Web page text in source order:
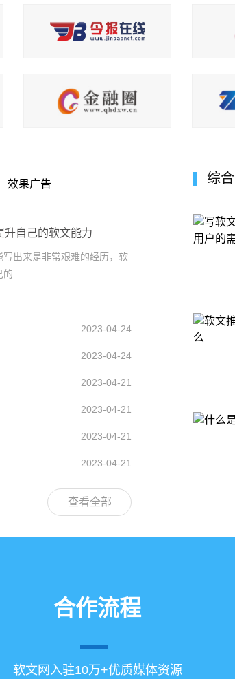
效果广告
升自己的软文能力
出来是非常艰难的经历，软
...
2023-04-24
2023-04-24
2023-04-21
2023-04-21
2023-04-21
2023-04-21
查看全部
综合
合作流程
软文网入驻10万+优质媒体资源